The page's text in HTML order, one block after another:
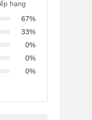
hạng
67%
33%
0%
0%
0%